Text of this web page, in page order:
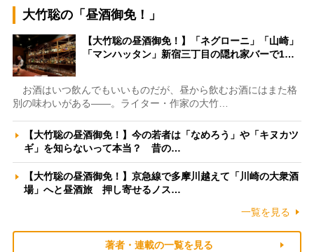
大竹聡の「昼酒御免！」
【大竹聡の昼酒御免！】「ネグローニ」「山崎」
「マンハッタン」新宿三丁目の隠れ家バーで1…
お酒はいつ飲んでもいいものだが、昼から飲むお酒にはまた格
別の味わいがある――。ライター・作家の大竹…
【大竹聡の昼酒御免！】今の若者は「なめろう」や「キヌカツ
ギ」を知らないって本当？ 昔の…
【大竹聡の昼酒御免！】京急線で多摩川越えて「川崎の大衆酒
場」へと昼酒旅 押し寄せるノス…
一覧を見る
著者・連載の一覧を見る